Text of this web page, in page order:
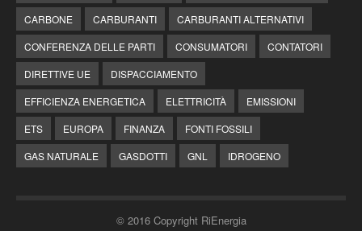
CARBONE
CARBURANTI
CARBURANTI ALTERNATIVI
CONFERENZA DELLE PARTI
CONSUMATORI
CONTATORI
DIRETTIVE UE
DISPACCIAMENTO
EFFICIENZA ENERGETICA
ELETTRICITÀ
EMISSIONI
ETS
EUROPA FINANZA
FONTI FOSSILI
GAS NATURALE
GASDOTTI GNL IDROGENO
© 2016 Copyright RiEnergia